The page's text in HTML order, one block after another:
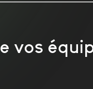
vos